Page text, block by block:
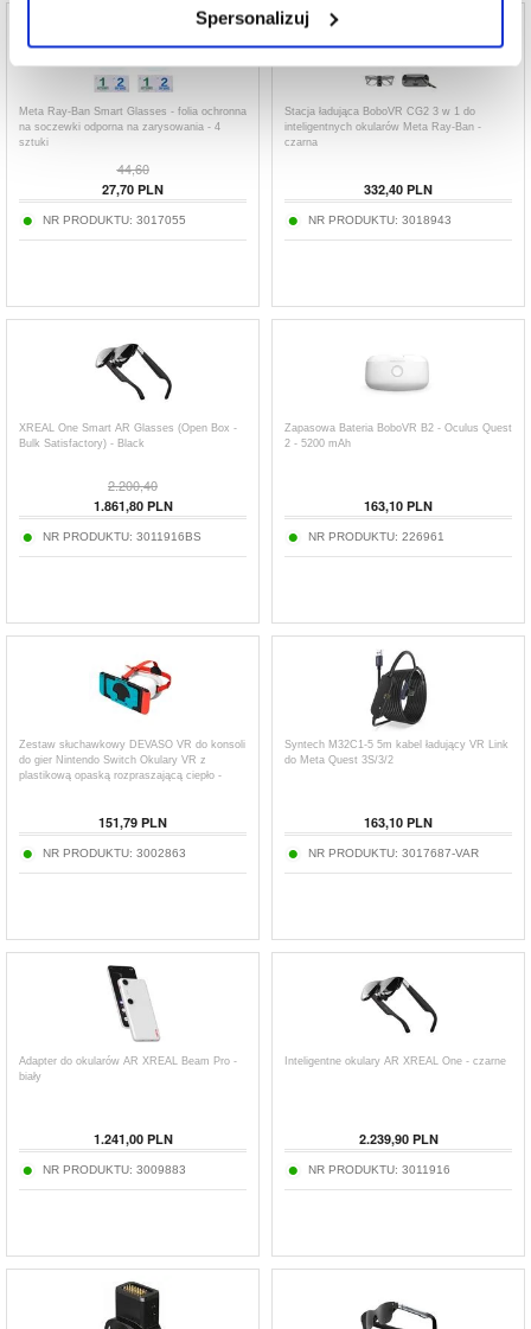
Spersonalizuj
Meta Ray-Ban Smart Glasses - folia ochronna
na soczewki odporna na zarysowania - 4
sztuki
44,60
27,70 PLN
NR PRODUKTU: 3017055
Stacja ładująca BoboVR CG2 3 w 1 do
inteligentnych okularów Meta Ray-Ban -
czarna
332,40 PLN
NR PRODUKTU: 3018943
XREAL One Smart AR Glasses (Open Box -
Bulk Satisfactory) - Black
2.200,40
1.861,80PLN
NR PRODUKTU: 3011916BS
Zapasowa Bateria BoboVR B2 - Oculus Quest
2 - 5200 mAh
163,10 PLN
NR PRODUKTU: 226961
Zestaw słuchawkowy DEVASO VR do konsoli
do gier Nintendo Switch Okulary VR z
plastikową opaską rozpraszającą ciepło -
151,79 PLN
NR PRODUKTU: 3002863
Syntech M32C1-5 5m kabel ładujący VR Link
do Meta Quest 3S/3/2
163,10 PLN
NR PRODUKTU: 3017687-VAR
Adapter do okularów AR XREAL Beam Pro -
biały
1.241,00PLN
NR PRODUKTU: 3009883
Inteligentne okulary AR XREAL One - czarne
2.239,90PLN
NR PRODUKTU: 3011916